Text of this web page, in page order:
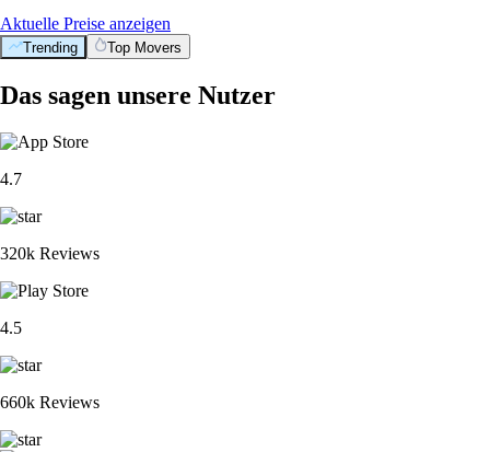
Aktuelle Preise anzeigen
Trending Top Movers
Das sagen unsere Nutzer
4.7
320k Reviews
4.5
660k Reviews